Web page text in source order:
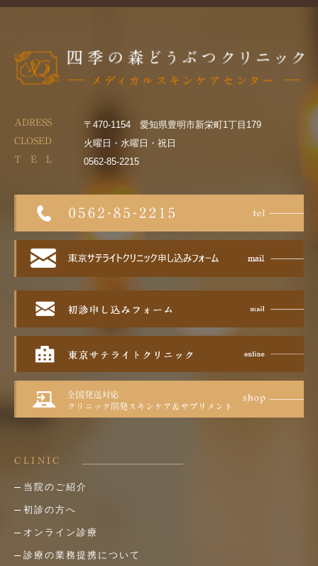
ADRESS 〒470-1154 愛知県豊明市新栄町1丁目179
CLOSED 火曜日・水曜日・祝日
T E L 0562-85-2215
CLINIC
当院のご紹介
初診の方へ
オンライン診療
診療の業務提携について